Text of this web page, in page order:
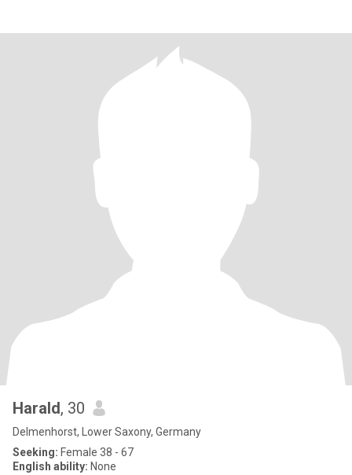
Harald, 30
Delmenhorst, Lower Saxony, Germany
Seeking: Female 38 - 67
English ability: None